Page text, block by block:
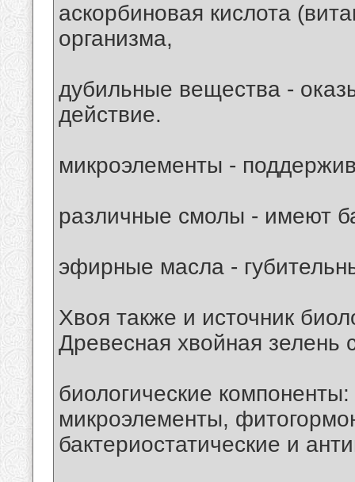
аскорбиновая кислота
организма,
дубильные вещества -
действие.
микроэлементы -
различные смолы - имеют
эфирные масла -
Хвоя также и источник
Древесная хвойная зелень
биологические
микроэлементы,
бактериостатические и